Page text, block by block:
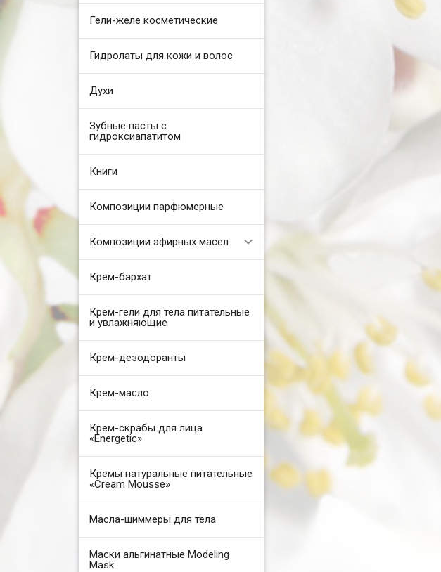
Гели-желе косметические
Гидролаты для кожи и волос
Духи
Зубные пасты с
гидроксиапатитом
Книги
Композиции парфюмерные
Композиции эфирных масел
Крем-бархат
Крем-гели для тела питательные
и увлажняющие
Крем-дезодоранты
Крем-масло
Крем-скрабы для лица
«Energetic»
Кремы натуральные питательные
«Cream Mousse»
Масла-шиммеры для тела
Маски альгинатные Modeling
Mask